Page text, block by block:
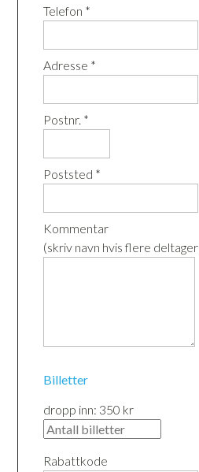
Telefon *
Adresse *
Postnr. *
Poststed *
Kommentar
(skriv navn hvis flere
Billetter
dropp inn: 350 kr
Rabattkode